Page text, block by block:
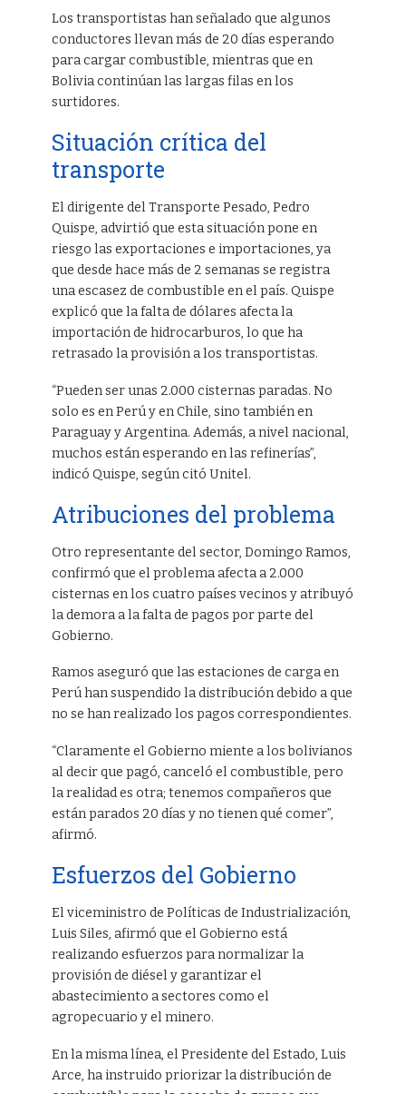
Los transportistas han señalado que algunos
conductores llevan más de 20 días esperando
para cargar combustible, mientras que en
Bolivia continúan las largas filas en los
surtidores.
Situación crítica del
transporte
El dirigente del Transporte Pesado, Pedro
Quispe, advirtió que esta situación pone en
riesgo las exportaciones e importaciones, ya
que desde hace más de 2 semanas se registra
una escasez de combustible en el país. Quispe
explicó que la falta de dólares afecta la
importación de hidrocarburos, lo que ha
retrasado la provisión a los transportistas.
“Pueden ser unas 2.000 cisternas paradas. No
solo es en Perú y en Chile, sino también en
Paraguay y Argentina. Además, a nivel nacional,
muchos están esperando en las refinerías”,
indicó Quispe, según citó Unitel.
Atribuciones del problema
Otro representante del sector, Domingo Ramos,
confirmó que el problema afecta a 2.000
cisternas en los cuatro países vecinos y atribuyó
la demora a la falta de pagos por parte del
Gobierno.
Ramos aseguró que las estaciones de carga en
Perú han suspendido la distribución debido a que
no se han realizado los pagos correspondientes.
“Claramente el Gobierno miente a los bolivianos
al decir que pagó, canceló el combustible, pero
la realidad es otra; tenemos compañeros que
están parados 20 días y no tienen qué comer”,
afirmó.
Esfuerzos del Gobierno
El viceministro de Políticas de Industrialización,
Luis Siles, afirmó que el Gobierno está
realizando esfuerzos para normalizar la
provisión de diésel y garantizar el
abastecimiento a sectores como el
agropecuario y el minero.
En la misma línea, el Presidente del Estado, Luis
Arce, ha instruido priorizar la distribución de